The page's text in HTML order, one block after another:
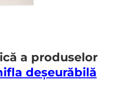
a produselor
deșeurăbilă